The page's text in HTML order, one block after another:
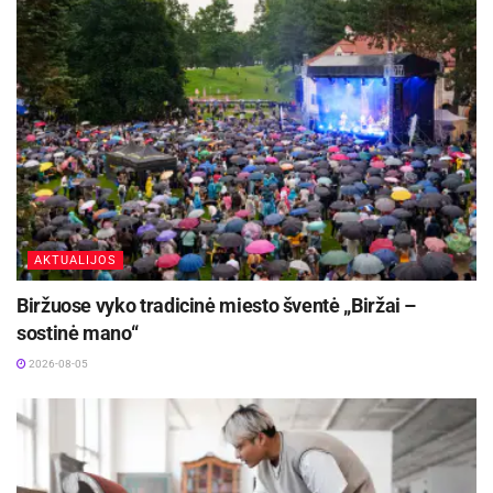
rizikos, pasirengta skirtingiems scenarijams.
Nenutrūkstamas elektros tiekimas vartotojams
bus užtikrintas izoliuoto darbo bandymo ir
sinchroninio prisijungimo metu.
Aktualios naujienos
Iki dešimtadalio skubiosios medicinos pagalbos
paslaugų galės būti suteiktos išplėstinės
praktikos slaugytojų
Rugpjūčio 11-ąją Utenoje vyks nacionalinės
Komisija taip pat kalbėjo apie pasikartojančius
ypatingos svarbos infrastruktūros objektų
AKTUALIJOS
Biržuose vyko tradicinė miesto šventė „Biržai –
sostinė mano“
2026-08-05